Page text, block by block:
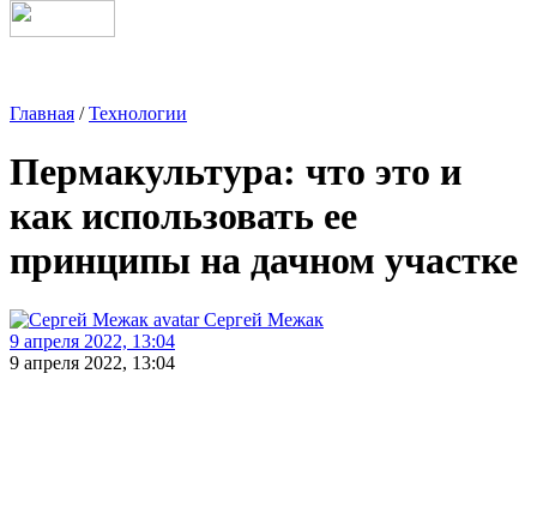
Главная /Технологии
Пермакультура: что это и
как использовать ее
принципы на дачном участке
Сергей Межак
9 апреля 2022, 13:04
9 апреля 2022, 13:04